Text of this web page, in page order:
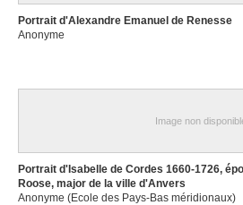
Portrait d'Alexandre Emanuel de Renesse
Anonyme
Image non
Portrait d'Isabelle de Cordes 1660-1726,
Roose, major de la ville d'Anvers
Anonyme (Ecole des Pays-Bas méridionaux)